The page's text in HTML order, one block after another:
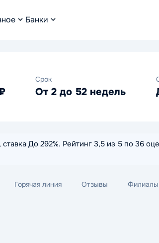
Банки
Срок
От 2 до 52 недель
До 292%. Рейтинг 3,5 из 5 по 36
Горячая линия Отзывы Филиалы